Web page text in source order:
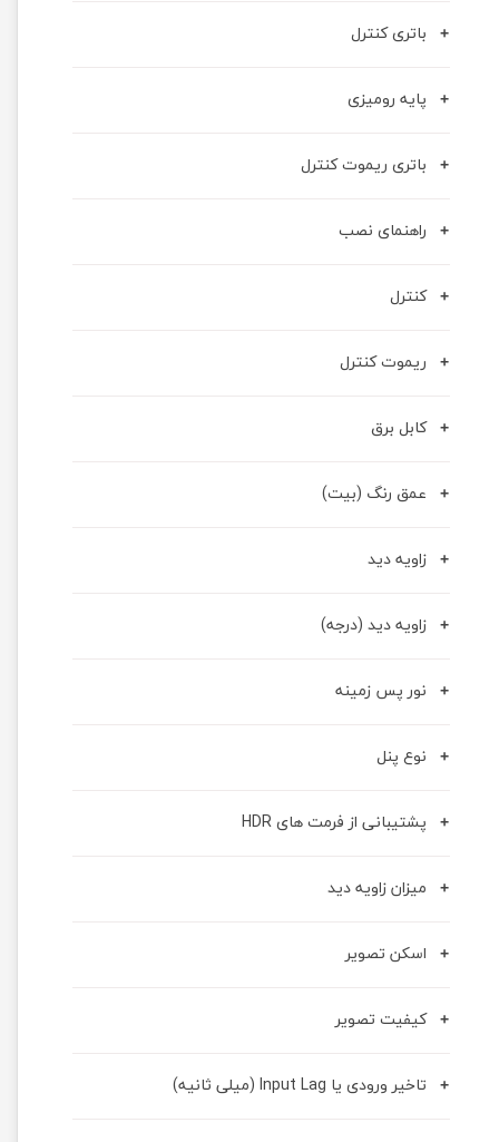
باتری کنترل
پایه رومیزی
باتری ریموت کنترل
راهنمای نصب
کنترل
ریموت کنترل
کابل برق
عمق رنگ (بیت)
زاویه دید
زاویه دید (درجه)
نور پس زمینه
نوع پنل
پشتیبانی از فرمت های HDR
میزان زاویه دید
اسکن تصویر
کیفیت تصویر
تاخیر ورودی یا Input Lag (میلی ثانیه)